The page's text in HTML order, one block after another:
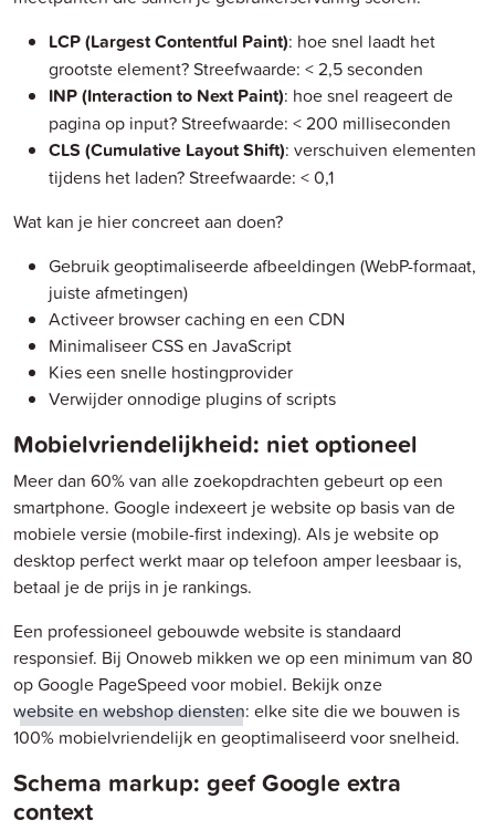
LCP (Largest Contentful Paint): hoe snel laadt het
grootste element? Streefwaarde: < 2,5 seconden
INP (Interaction to Next Paint): hoe snel reageert de
pagina op input? Streefwaarde: < 200 milliseconden
CLS (Cumulative Layout Shift): verschuiven elementen
tijdens het laden? Streefwaarde: < 0,1
Wat kan je hier concreet aan doen?
Gebruik geoptimaliseerde afbeeldingen (WebP-formaat,
juiste afmetingen)
Activeer browser caching en een CDN
Minimaliseer CSS en JavaScript
Kies een snelle hostingprovider
Verwijder onnodige plugins of scripts
Mobielvriendelijkheid: niet optioneel
Meer dan 60% van alle zoekopdrachten gebeurt op een
smartphone. Google indexeert je website op basis van de
mobiele versie (mobile-first indexing). Als je website op
desktop perfect werkt maar op telefoon amper leesbaar is,
betaal je de prijs in je rankings.
Een professioneel gebouwde website is standaard
responsief. Bij Onoweb mikken we op een minimum van 80
op Google PageSpeed voor mobiel. Bekijk onze
website en webshop diensten: elke site die we bouwen is
100% mobielvriendelijk en geoptimaliseerd voor snelheid.
Schema markup: geef Google extra
context